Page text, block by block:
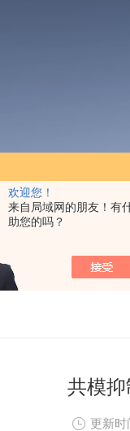
欢迎您！
来自局域网的朋友！有
助您的吗？
共模
更新